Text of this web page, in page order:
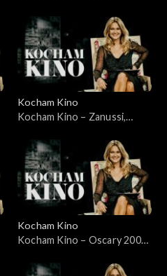
10.06.2008
Kocham Kino
Kocham Kino – Zanussi,
Kocham Kino
Kocham Kino – Oscary 2009,
24.02.2008